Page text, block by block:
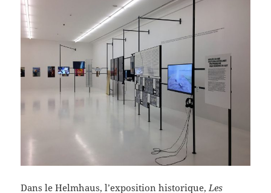
Dans le Helmhaus, l’exposition historique, Les